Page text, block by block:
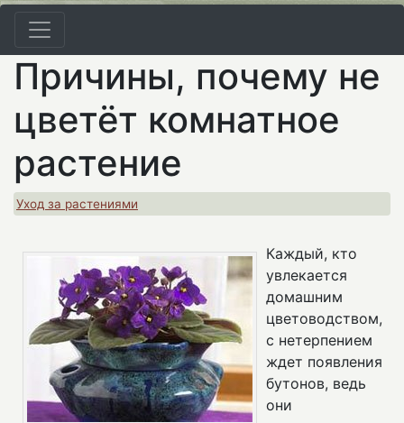
Причины, почему не
цветёт комнатное
растение
Уход за растениями
Каждый, кто
увлекается
домашним
цветоводством,
с нетерпением
ждет появления
бутонов, ведь
они